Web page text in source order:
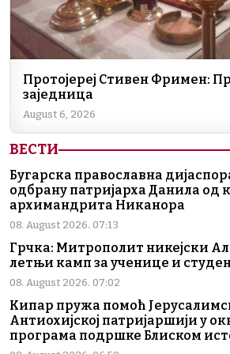
Протојереј Стивен Фримен:
заједница
August 6, 2026
ВЕСТИ
Бугарска православна
одбрану патријарха Данила од
архимандрита Никанора
08. August 2026. 07:13
Грчка: Митрополит никејски
летњи камп за ученице и
08. August 2026. 07:02
Кипар пружа помоћ
Антиохијској патријаршији у
програма подршке Блиском